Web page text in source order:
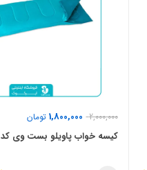
2,000,000
1,800,000 تومان
کیسه خواب پاویلو بست وی کد 68099B